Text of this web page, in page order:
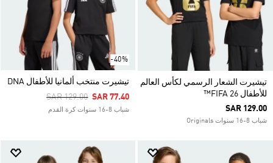
تيشيرت الشعار الرسمي لكأس العالم
للأطفال FIFA 26™
SAR 129.00
شباب 8-16 سنوات Originals
-40%
تيشيرت منتخب ألمانيا للأطفال DNA
Price Reduced From
SAR 129.00ToSAR 77.40
شباب 8-16 سنوات كرة القدم